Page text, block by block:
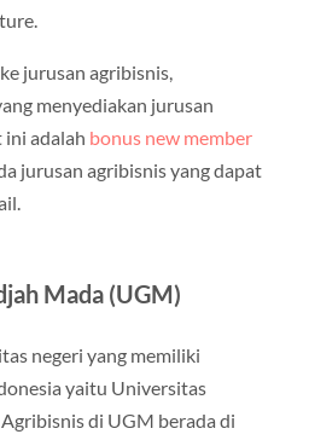
jurusan agribisnis,
menyediakan jurusan
adalah bonus new member
jurusan agribisnis yang dapat
Mada (UGM)
negeri yang memiliki
yaitu Universitas
di UGM berada di